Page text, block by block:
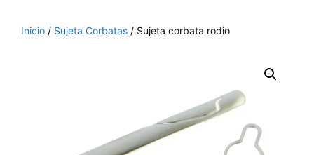
Inicio / Sujeta Corbatas / Sujeta corbata rodio